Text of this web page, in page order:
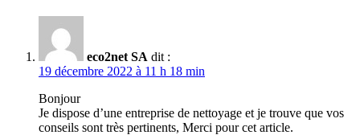
eco2net SA dit :
19 décembre 2022 à 11 h 18 min
Bonjour
Je dispose d’une entreprise de nettoyage et je trouve que vos
conseils sont très pertinents, Merci pour cet article.